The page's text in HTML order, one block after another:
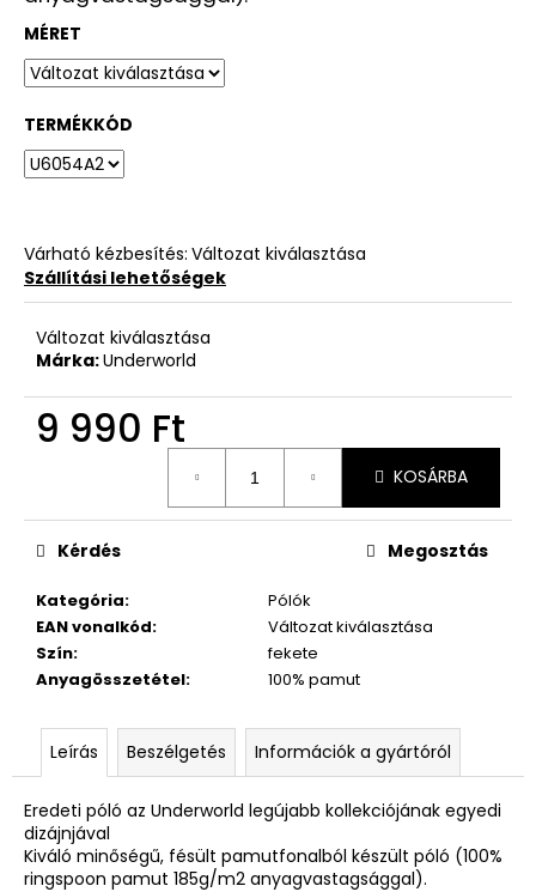
MÉRET
TERMÉKKÓD
Várható kézbesítés: Változat kiválasztása
Szállítási lehetőségek
Változat kiválasztása
Márka:Underworld
9 990 Ft
KOSÁRBA
Kategória:
Pólók
EAN vonalkód:
Változat kiválasztása
Szín:
fekete
Anyagösszetétel: 100% pamut
Kérdés Megosztás
Leírás Beszélgetés Információk a gyártóról
Eredeti póló az Underworld legújabb kollekciójának egyedi
dizájnjával
Kiváló minőségű, fésült pamutfonalból készült póló (100%
ringspoon pamut 185g/m2 anyagvastagsággal).